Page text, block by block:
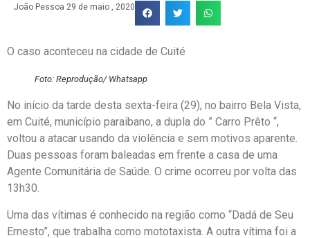
João Pessoa 29 de maio , 2020
O caso aconteceu na cidade de Cuité
Foto: Reprodução/ Whatsapp
No início da tarde desta sexta-feira (29), no bairro Bela Vista,
em Cuité, município paraibano, a dupla do ” Carro Prêto “,
voltou a atacar usando da violência e sem motivos aparente.
Duas pessoas foram baleadas em frente a casa de uma
Agente Comunitária de Saúde. O crime ocorreu por volta das
13h30.
Uma das vítimas é conhecido na região como “Dadá de Seu
Ernesto”, que trabalha como mototaxista. A outra vítima foi a